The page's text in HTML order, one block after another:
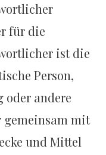
für die
ist die
Person,
oder andere
gemeinsam mit
und Mittel